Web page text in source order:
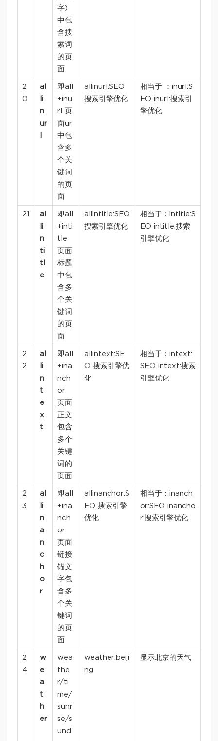
字)
中包
含搜
索词
的页
面
2
0
al
li
n
ur
即all
+inu
rl 页
面url
中包
含多
个关
键词
的页
面
allinurl:SEO
搜索引擎优化
相当于 ：inurl:S
EO inurl:搜索引
擎优化
21
al
li
n
ti
tl
e
即all
+inti
tle
页面
标题
中包
含多
个关
键词
的页
面
allintitle:SEO
搜索引擎优化
相当于：intitle:S
EO intitle:搜索
引擎优化
2
2
al
li
n
t
e
x
t
即all
+ina
nch
or
页面
正文
包含
多个
关键
词的
页面
allintext:SE
O 搜索引擎优
化
相当于：intext:
SEO intext:搜索
引擎优化
2
3
al
li
n
a
n
c
h
o
r
即all
+ina
nch
or
页面
链接
锚文
字包
含多
个关
键词
的页
面
allinanchor:S
EO 搜索引擎
优化
相当于：inanch
or:SEO inancho
r:搜索引擎优化
2
4
w
e
a
t
h
er
wea
the
r/ti
me/
sunri
se/s
und
weather:beiji
ng
显示北京的天气